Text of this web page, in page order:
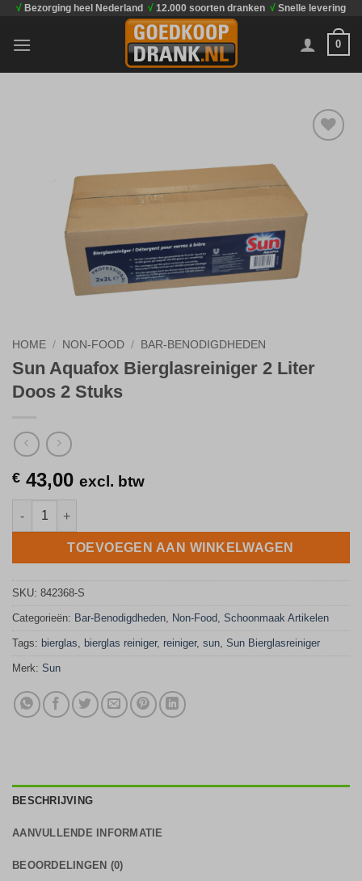
inhoud
√ Bezorging heel Nederland √ 12.000 soorten dranken √ Snelle levering
0
verlanglijst
HOME / NON-FOOD / BAR-BENODIGDHEDEN
Sun Aquafox Bierglasreiniger 2 Liter
Doos 2 Stuks
€ 43,00 excl. btw
Sun Aquafox Bierglasreiniger 2 Liter Doos 2 Stuks aantal
TOEVOEGEN AAN WINKELWAGEN
SKU: 842368-S
Categorieën: Bar-Benodigdheden, Non-Food, Schoonmaak Artikelen
Tags: bierglas, bierglas reiniger, reiniger, sun, Sun Bierglasreiniger
Merk: Sun
BESCHRIJVING
AANVULLENDE INFORMATIE
BEOORDELINGEN (0)